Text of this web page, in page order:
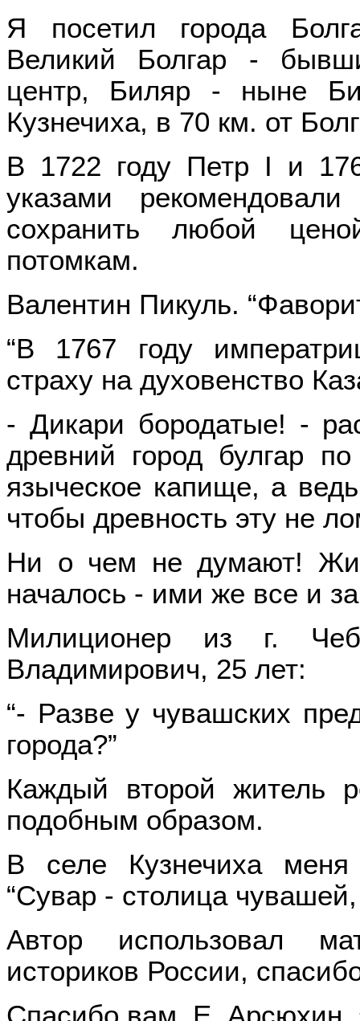
Я посетил города
Великий Болгар -
центр, Биляр - ныне
Кузнечиха, в 70 км. от
В 1722 году Петр I и
указами рекомендовали
сохранить любой
потомкам.
Валентин Пикуль.
“В 1767 году
страху на духовенство
- Дикари бородатые! -
древний город булгар
языческое капище, а
чтобы древность эту не
Ни о чем не думают!
началось - ими же все и
Милиционер из г.
Владимирович, 25 лет:
“- Разве у чувашских
города?”
Каждый второй житель
подобным образом.
В селе Кузнечиха меня
“Сувар - столица
Автор использовал
историков России,